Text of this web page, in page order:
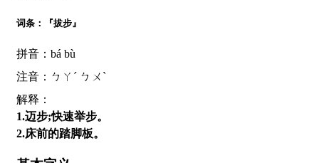
词条：『拔步』
拼音：bá bù
注音：ㄅㄚˊ ㄅㄨˋ
解释：
1.迈步;快速举步。
2.床前的踏脚板。